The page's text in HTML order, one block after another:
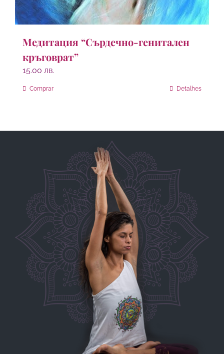
Медитация “Сърдечно-генитален
кръговрат”
15.00 лв.
Comprar Detalhes